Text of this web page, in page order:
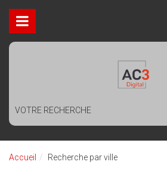
VOTRE RECHERCHE
Accueil Recherche par ville